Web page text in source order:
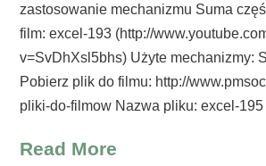
zastosowanie mechanizmu Suma
film: excel-193 (http://
v=SvDhXsl5bhs) Użyte mechanizmy:
Pobierz plik do filmu: http://
pliki-do-filmow Nazwa pliku: excel-
Read More